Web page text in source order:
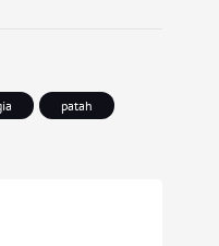
patah